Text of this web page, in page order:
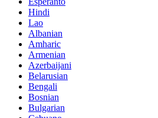
Hindi
Lao
Albanian
Amharic
Armenian
Azerbaijani
Belarusian
Bengali
Bosnian
Bulgarian